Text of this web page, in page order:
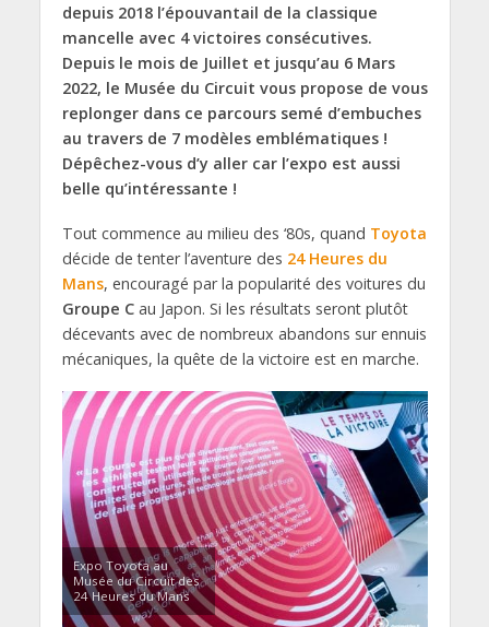
depuis 2018 l’épouvantail de la classique
mancelle avec 4 victoires consécutives.
Depuis le mois de Juillet et jusqu’au 6 Mars
2022, le Musée du Circuit vous propose de vous
replonger dans ce parcours semé d’embuches
au travers de 7 modèles emblématiques !
Dépêchez-vous d’y aller car l’expo est aussi
belle qu’intéressante !
Tout commence au milieu des ‘80s, quand Toyota
décide de tenter l’aventure des 24 Heures du
Mans, encouragé par la popularité des voitures du
Groupe Cau Japon. Si les résultats seront plutôt
décevants avec de nombreux abandons sur ennuis
mécaniques, la quête de la victoire est en marche.
Expo Toyota au
Musée du Circuit des
24 Heures du Mans